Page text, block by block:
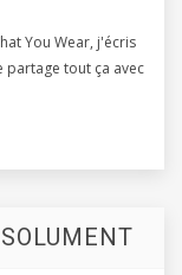
You Wear, j'écris
partage tout ça avec